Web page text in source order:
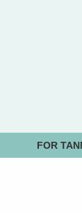
FOR